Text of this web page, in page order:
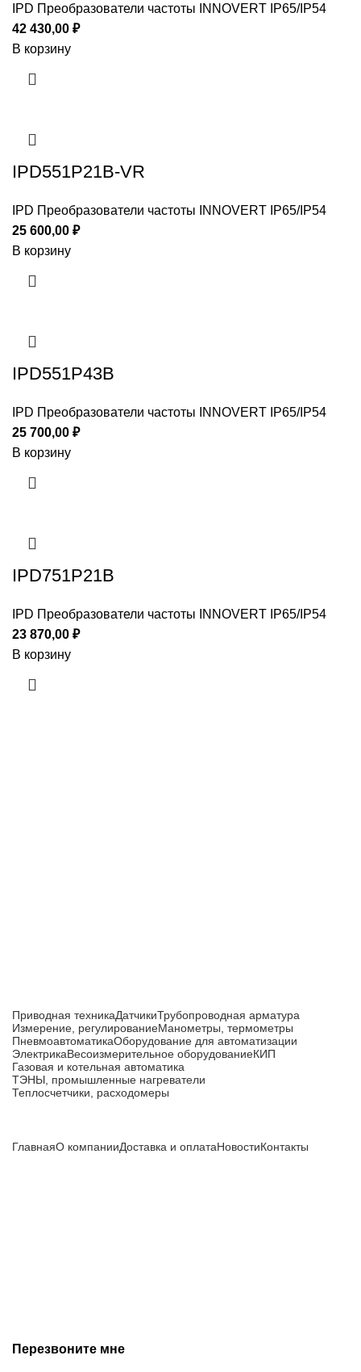
IPD Преобразователи частоты INNOVERT IP65/IP54
42 430,00 ₽
В корзину
IPD551P21B-VR
IPD Преобразователи частоты INNOVERT IP65/IP54
25 600,00 ₽
В корзину
IPD551P43B
IPD Преобразователи частоты INNOVERT IP65/IP54
25 700,00 ₽
В корзину
IPD751P21B
IPD Преобразователи частоты INNOVERT IP65/IP54
23 870,00 ₽
В корзину
Приводная техникаДатчикиТрубопроводная арматура
Измерение, регулированиеМанометры, термометры
ПневмоавтоматикаОборудование для автоматизации
ЭлектрикаВесоизмерительное оборудованиеКИП
Газовая и котельная автоматика
ТЭНЫ, промышленные нагреватели
Теплосчетчики, расходомеры
ГлавнаяО компанииДоставка и оплатаНовостиКонтакты
Перезвоните мне